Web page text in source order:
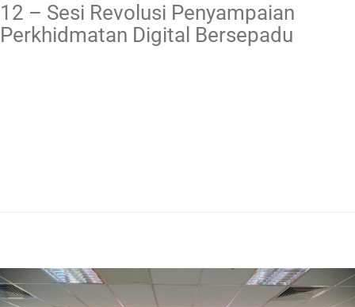
12 – Sesi Revolusi Penyampaian
Perkhidmatan Digital Bersepadu